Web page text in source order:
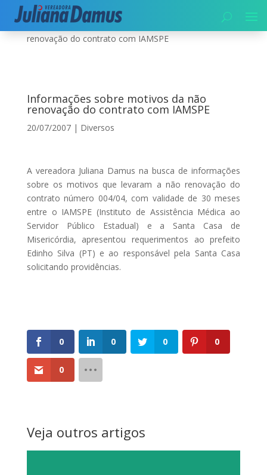
Início|Diversos|Informações sobre motivos da não
renovação do contrato com IAMSPE
Informações sobre motivos da não
renovação do contrato com IAMSPE
20/07/2007| Diversos
A vereadora Juliana Damus na busca de informações
sobre os motivos que levaram a não renovação do
contrato número 004/04, com validade de 30 meses
entre o IAMSPE (Instituto de Assistência Médica ao
Servidor Público Estadual) e a Santa Casa de
Misericórdia, apresentou requerimentos ao prefeito
Edinho Silva (PT) e ao responsável pela Santa Casa
solicitando providências.
0 0 0 0
0
Veja outros artigos